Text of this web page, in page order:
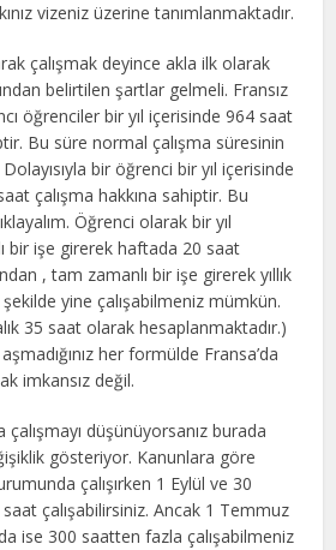
vizeniz üzerine tanımlanmaktadır.
çalışmak deyince akla ilk olarak
belirtilen şartlar gelmeli. Fransız
öğrenciler bir yıl içerisinde 964 saat
Bu süre normal çalışma süresinin
bir öğrenci bir yıl içerisinde
çalışma hakkına sahiptir. Bu
Öğrenci olarak bir yıl
bir işe girerek haftada 20 saat
, tam zamanlı bir işe girerek yıllık
yine çalışabilmeniz mümkün.
35 saat olarak hesaplanmaktadır.)
her formülde Fransa’da
imkansız değil.
düşünüyorsanız burada
gösteriyor. Kanunlara göre
çalışırken 1 Eylül ve 30
çalışabilirsiniz. Ancak 1 Temmuz
ise 300 saatten fazla çalışabilmeniz